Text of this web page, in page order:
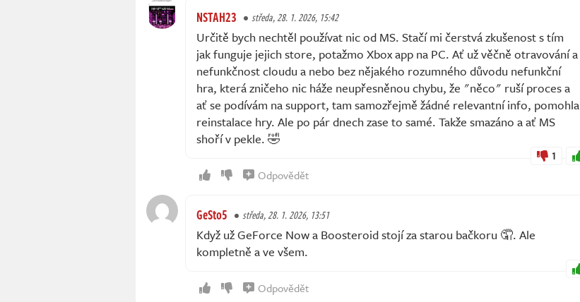
NSTAH23 středa, 28. 1. 2026, 15:42
Určitě bych nechtěl používat nic od MS. Stačí mi čerstvá zkušenost s tím
jak funguje jejich store, potažmo Xbox app na PC. Ať už věčně otravování a
nefunkčnost cloudu a nebo bez nějakého rozumného důvodu nefunkční
hra, která zničeho nic háže neupřesněnou chybu, že "něco" ruší proces a
ať se podívám na support, tam samozřejmě žádné relevantní info, pomohla
reinstalace hry. Ale po pár dnech zase to samé. Takže smazáno a ať MS
shoří v pekle. 🤣
1
Odpovědět
GeSto5 středa, 28. 1. 2026, 13:51
Když už GeForce Now a Boosteroid stojí za starou bačkoru 🤦. Ale
kompletně a ve všem.
Odpovědět